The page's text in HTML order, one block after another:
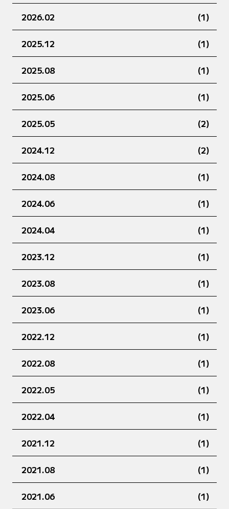
2026.02 (1)
2025.12 (1)
2025.08 (1)
2025.06 (1)
2025.05 (2)
2024.12 (2)
2024.08 (1)
2024.06 (1)
2024.04 (1)
2023.12 (1)
2023.08 (1)
2023.06 (1)
2022.12 (1)
2022.08 (1)
2022.05 (1)
2022.04 (1)
2021.12 (1)
2021.08 (1)
2021.06 (1)